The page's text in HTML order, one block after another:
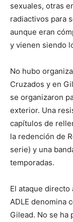
sexuales, otras
radiactivos para
aunque eran
y vienen siendo
No hubo
Cruzados y en
se organizaron
exterior. Una
capítulos de
la redención de
serie) y una
temporadas.
El ataque directo
ADLE denomina
Gilead. No se ha